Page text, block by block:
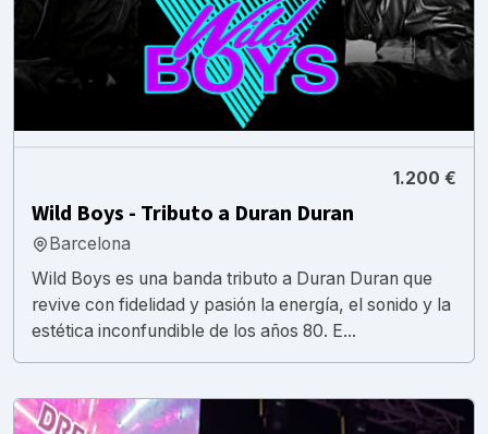
1.200 €
Wild Boys - Tributo a Duran Duran
Barcelona
Wild Boys es una banda tributo a Duran Duran que
revive con fidelidad y pasión la energía, el sonido y la
estética inconfundible de los años 80. E...